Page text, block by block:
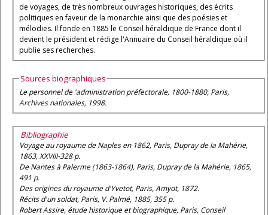
de voyages, de très nombreux ouvrages historiques, des écrits
politiques en faveur de la monarchie ainsi que des poésies et
mélodies. Il fonde en 1885 le Conseil héraldique de France dont il
devient le président et rédige l'Annuaire du Conseil héraldique où il
publie ses recherches.
Sources biographiques
Le personnel de 'administration préfectorale, 1800-1880, Paris,
Archives nationales, 1998.
Bibliographie
Voyage au royaume de Naples en 1862, Paris, Dupray de la Mahérie,
1863, XXVIII-328 p.
De Nantes à Palerme (1863-1864), Paris, Dupray de la Mahérie, 1865,
491 p.
Des origines du royaume d'Yvetot, Paris, Amyot, 1872.
Récits d'un soldat, Paris, V. Palmé, 1885, 355 p.
Robert Assire, étude historique et biographique, Paris, Conseil